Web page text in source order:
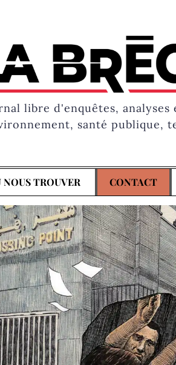
libre d'enquêtes, analyses
santé publique,
NOUS TROUVER CONTACT